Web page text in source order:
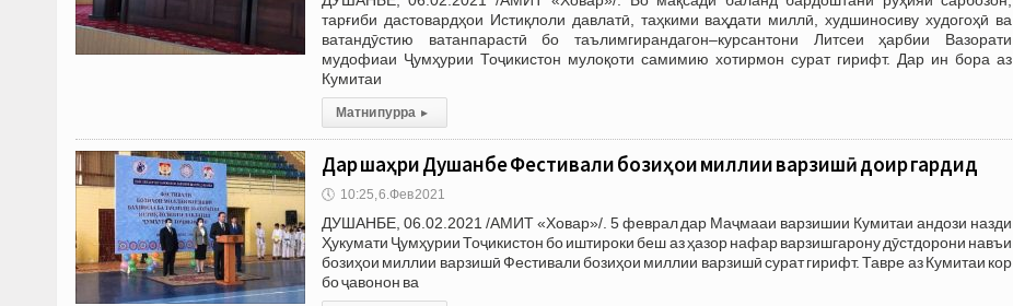
тарғиби дастовардҳои Истиқлоли давлатӣ, таҳкими ваҳдати миллӣ, худшиносиву худогоҳӣ ва
ватандӯстию ватанпарастӣ бо таълимгирандагон–курсантони Литсеи ҳарбии Вазорати
мудофиаи Ҷумҳурии Тоҷикистон мулоқоти самимию хотирмон сурат гирифт. Дар ин бора аз
Кумитаи
Матни пурра ▸
Дар шаҳри Душанбе Фестивали бозиҳои миллии варзишӣ доир гардид
🕔 10:25, 6.Фев 2021
ДУШАНБЕ, 06.02.2021 /АМИТ «Ховар»/. 5 феврал дар Маҷмааи варзишии Кумитаи андози назди
Ҳукумати Ҷумҳурии Тоҷикистон бо иштироки беш аз ҳазор нафар варзишгарону дӯстдорони навъи
бозиҳои миллии варзишӣ Фестивали бозиҳои миллии варзишӣ сурат гирифт. Тавре аз Кумитаи кор
бо ҷавонон ва